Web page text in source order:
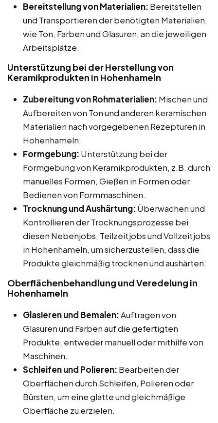
Bereitstellung von Materialien: Bereitstellen
und Transportieren der benötigten Materialien,
wie Ton, Farben und Glasuren, an die jeweiligen
Arbeitsplätze.
Unterstützung bei der Herstellung von
Keramikprodukten in Hohenhameln
Zubereitung von Rohmaterialien: Mischen und
Aufbereiten von Ton und anderen keramischen
Materialien nach vorgegebenen Rezepturen in
Hohenhameln.
Formgebung: Unterstützung bei der
Formgebung von Keramikprodukten, z.B. durch
manuelles Formen, Gießen in Formen oder
Bedienen von Formmaschinen.
Trocknung und Aushärtung: Überwachen und
Kontrollieren der Trocknungsprozesse bei
diesen Nebenjobs, Teilzeitjobs und Vollzeitjobs
in Hohenhameln, um sicherzustellen, dass die
Produkte gleichmäßig trocknen und aushärten.
Oberflächenbehandlung und Veredelung in
Hohenhameln
Glasieren und Bemalen:Auftragen von
Glasuren und Farben auf die gefertigten
Produkte, entweder manuell oder mithilfe von
Maschinen.
Schleifen und Polieren: Bearbeiten der
Oberflächen durch Schleifen, Polieren oder
Bürsten, um eine glatte und gleichmäßige
Oberfläche zu erzielen.